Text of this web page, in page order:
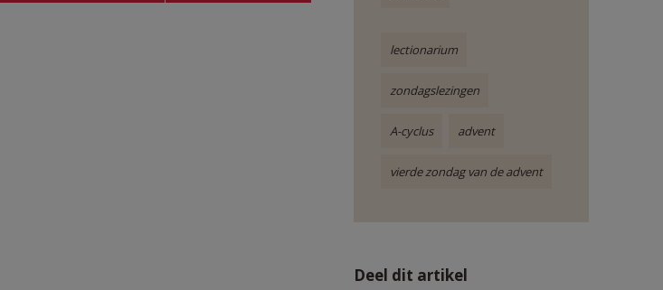
lectionarium
zondagslezingen
A-cyclus advent
vierde zondag van de advent
Deel dit artikel